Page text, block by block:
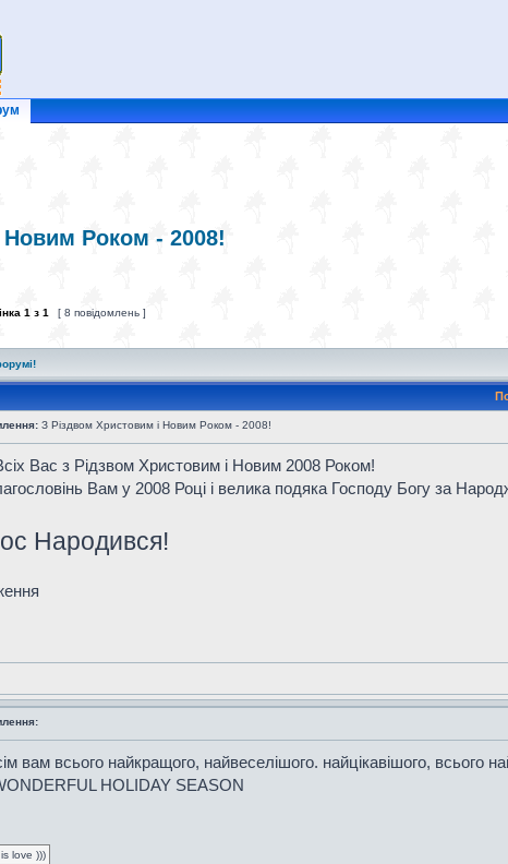
Роком - 2008!
1 з 1 [ 8 повідомлень ]
З Різдвом Христовим і Новим Роком - 2008!
Вас з Рідзвом Христовим і Новим 2008 Роком!
Вам у 2008 Році і велика подяка Господу Богу за
Народився!
вам всього найкращого, найвеселішого. найцікавішого,
HOLIDAY SEASON
love )))